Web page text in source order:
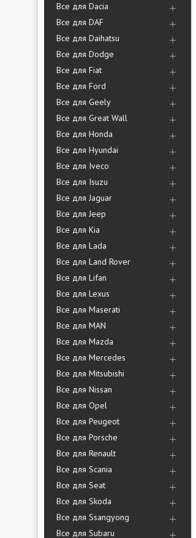
Все для Dacia
Все для DAF
Все для Daihatsu
Все для Dodge
Все для Fiat
Все для Ford
Все для Geely
Все для Great Wall
Все для Honda
Все для Hyundai
Все для Iveco
Все для Isuzu
Все для Jaguar
Все для Jeep
Все для Kia
Все для Lada
Все для Land Rover
Все для Lifan
Все для Lexus
Все для Maserati
Все для MAN
Все для Mazda
Все для Mercedes
Все для Mitsubishi
Все для Nissan
Все для Opel
Все для Peugeot
Все для Porsche
Все для Renault
Все для Scania
Все для Seat
Все для Skoda
Все для Ssangyong
Все для Subaru